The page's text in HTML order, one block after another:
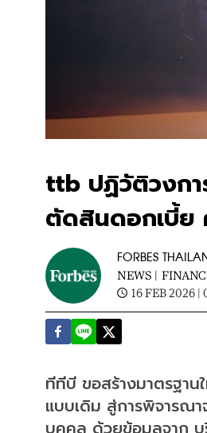
ttb ปฏิวัติวงกา
ตัดสินดอกเบี้
FORBES
NEWS |
16 FEB 2026 |
ทีทีบี ขอสร้างมาตรฐา
แบบเดิม สู่การพิจารณา
บุคคล ด้วยข้อมูลจาก บ